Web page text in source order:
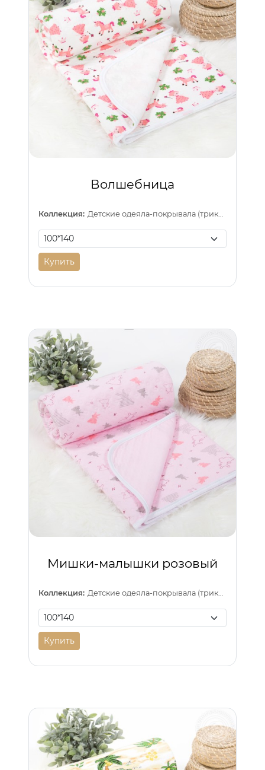
Волшебница
Коллекция:
Купить
Мишки-малышки розовый
Коллекция:
Купить